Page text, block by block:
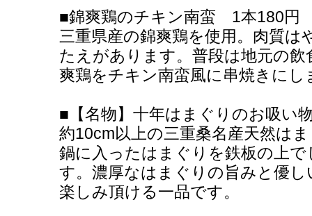
■錦爽鶏のチキン南蛮 1本180円
三重県産の錦爽鶏を使用。肉質
たえがあります。普段は地元の
爽鶏をチキン南蛮風に串焼きにし
■【名物】十年はまぐりのお吸い
約10cm以上の三重桑名産天然は
鍋に入ったはまぐりを鉄板の上
す。濃厚なはまぐりの旨みと優
楽しみ頂ける一品です。